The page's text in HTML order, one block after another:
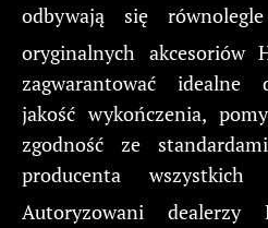
odbywają się
oryginalnych akcesoriów
zagwarantować idealne
jakość wykończenia,
zgodność ze
producenta wszystkich
Autoryzowani dealerzy